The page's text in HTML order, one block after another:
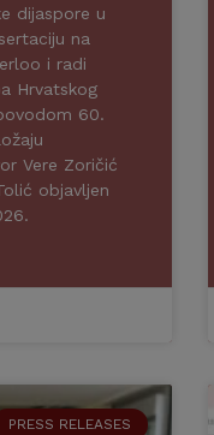
dijaspore u
na
i radi
Hrvatskog
60.
Vere Zoričić
objavljen
PRESS RELEASES